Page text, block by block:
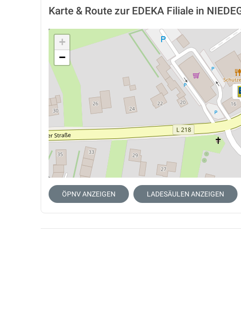
Karte & Route zur EDEKA Filiale in
+
−
ÖPNV ANZEIGEN LADESÄULEN ANZEIGEN